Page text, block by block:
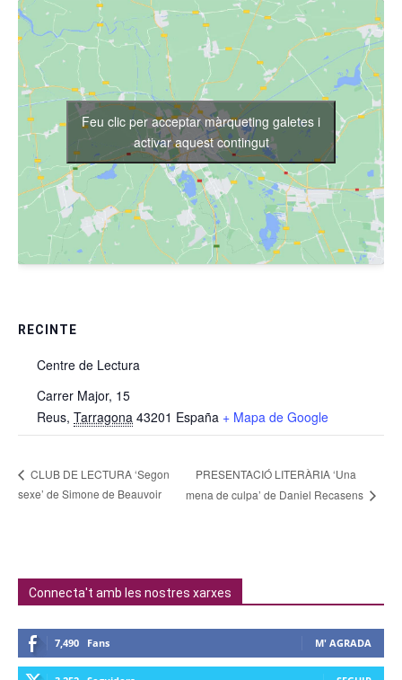
RECINTE
Centre de Lectura
Carrer Major, 15
Reus, Tarragona 43201 España + Mapa de Google
Feu clic per acceptar màrqueting galetes i
activar aquest contingut
CLUB DE LECTURA ‘Segon
sexe’ de Simone de Beauvoir
PRESENTACIÓ LITERÀRIA ‘Una
mena de culpa’ de Daniel Recasens
Connecta't amb les nostres xarxes
7,490 Fans M' AGRADA